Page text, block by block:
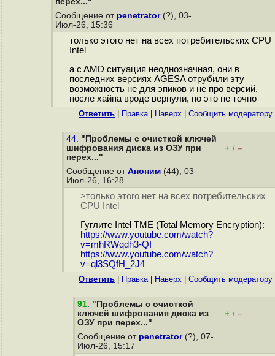
Сообщение от penetrator(?), 03-
Июл-26, 15:36
только этого нет на всех потребительских CPU
Intel
а c AMD ситуация неоднозначная, они в
последних версиях AGESA отрубили эту
возможность не для эпиков и не про версий,
после хайпа вроде вернули, но это не точно
Ответить Правка| Наверх Cообщить модератору
44. "Проблемы с очисткой ключей
шифрования диска из ОЗУ при
перех..."
+ / –
Сообщение от Аноним (44), 03-
Июл-26, 16:28
>только этого нет на всех потребительских
CPU Intel
Гуглите Intel TME (Total Memory Encryption):
https://www.youtube.com/watch?
v=mhRWqdh3-QI
https://www.youtube.com/watch?
v=ql3SQfH_2J4
Ответить Правка| Наверх Cообщить модератору
91. "Проблемы с очисткой
ключей шифрования диска из
ОЗУ при перех..."
+ / –
Сообщение от penetrator(?), 07-
Июл-26, 15:17